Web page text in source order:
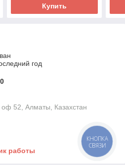
Купить
год
52, Алматы, Казахстан
работы
КНОПКА
СВЯЗИ